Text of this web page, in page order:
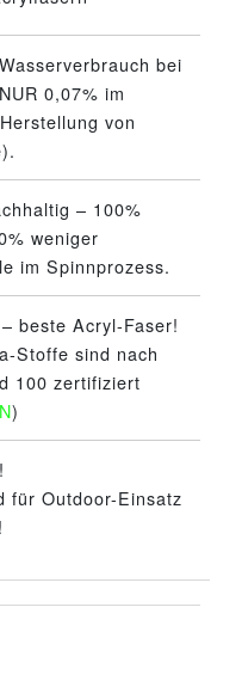
bei
0,07% im
von
– 100%
weniger
im Spinnprozess.
beste Acryl-Faser!
Stoffe sind nach
100 zertifiziert
)
für Outdoor-Einsatz